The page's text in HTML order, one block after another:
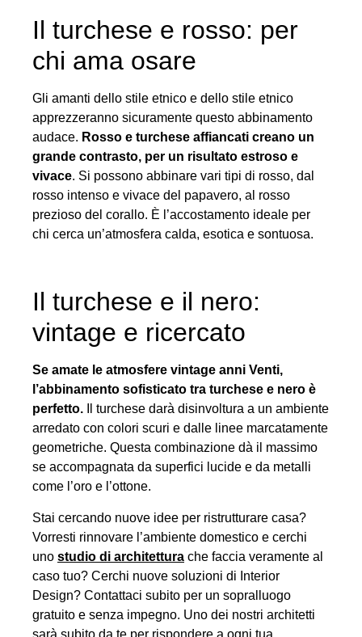
Il turchese e rosso: per
chi ama osare
Gli amanti dello stile etnico e dello stile etnico
apprezzeranno sicuramente questo abbinamento
audace. Rosso e turchese affiancati creano un
grande contrasto, per un risultato estroso e
vivace. Si possono abbinare vari tipi di rosso, dal
rosso intenso e vivace del papavero, al rosso
prezioso del corallo. È l’accostamento ideale per
chi cerca un’atmosfera calda, esotica e sontuosa.
Il turchese e il nero:
vintage e ricercato
Se amate le atmosfere vintage anni Venti,
l’abbinamento sofisticato tra turchese e nero è
perfetto.
Il turchese darà disinvoltura a un ambiente
arredato con colori scuri e dalle linee marcatamente
geometriche. Questa combinazione dà il massimo
se accompagnata da superfici lucide e da metalli
come l’oro e l’ottone.
Stai cercando nuove idee per ristrutturare casa?
Vorresti rinnovare l’ambiente domestico e cerchi
uno studio di architettura che faccia veramente al
caso tuo? Cerchi nuove soluzioni di Interior
Design? Contattaci subito per un sopralluogo
gratuito e senza impegno. Uno dei nostri architetti
sarà subito da te per rispondere a ogni tua